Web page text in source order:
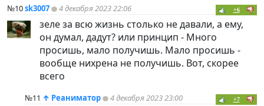
№10sk3007 4 декабря 2023 22:06 +6
зеле за всю жизнь столько не давали, а ему,
он думал, дадут? или принцип - Много
просишь, мало получишь. Мало просишь -
вообще нихрена не получишь. Вот, скорее
всего
№11 ↑ Реаниматор 4 декабря 2023 23:00 +7